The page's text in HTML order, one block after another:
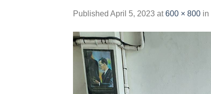
Published April 5, 2023 at600 × 800 in